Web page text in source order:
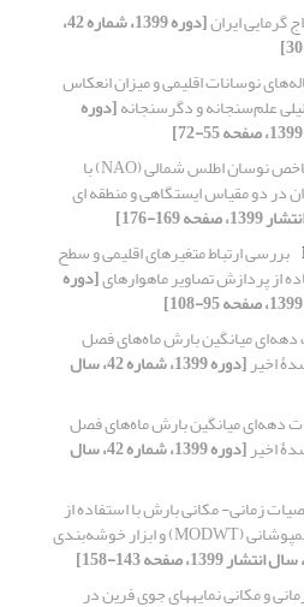
گرمایی ایران [دوره 1399، شماره 42،
نوسانات اقلیمی و میزان انعکاس
علم‌سنجانه و دگرسنجانه[دوره
بررسی ارتباط بین شاخص نوسان اطلس شمالی (NAO) با
در دو مقیاس ایستگاهی و منطقه ای
بررسی ارتباط متغیرهای اقلیمی و سطح
از پردازش تصاویر ماهواره‏ای[دوره
دهه‌ای میانگین بارش ماه‌‌های فصل
اخیر [دوره 1399، شماره 42، سال
دهه‌ای میانگین بارش ماه‌‌های فصل
اخیر [دوره 1399، شماره 42، سال
زمانی- مکانی بارش با استفاده از
تبدیل موجک گسسته داکثر همپوشانی (MODWT) و ابزار خوشه‌بندی
و مکانی نمایه‏های جوی فرین در